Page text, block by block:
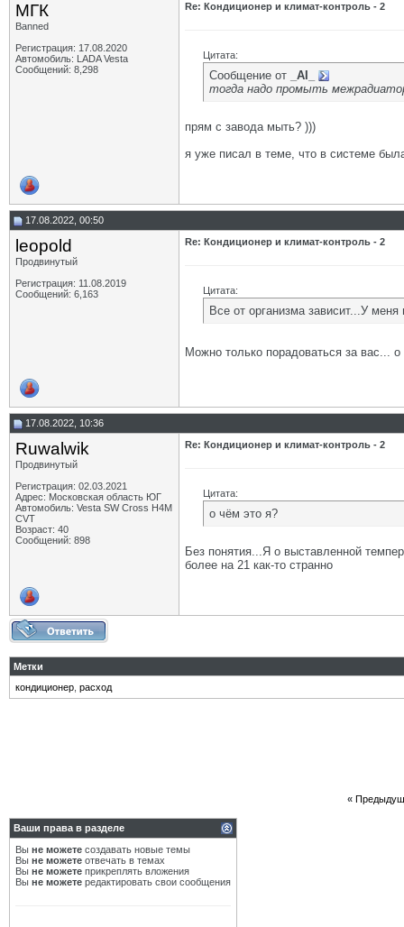
МГК
Banned
Регистрация: 17.08.2020
Автомобиль: LADA Vesta
Сообщений: 8,298
Re: Кондиционер и климат-контроль - 2
Цитата:
Сообщение от
_AI_
тогда надо промыть
прям с завода мыть? )))
я уже писал в теме, что в системе
17.08.2022, 00:50
leopold
Продвинутый
Регистрация: 11.08.2019
Сообщений: 6,163
Re: Кондиционер и климат-контроль - 2
Цитата:
Все от организма зависит...У
Можно только порадоваться за вас...
17.08.2022, 10:36
Ruwalwik
Продвинутый
Регистрация: 02.03.2021
Адрес: Московская область ЮГ
Автомобиль: Vesta SW Cross H4M
CVT
Возраст: 40
Сообщений: 898
Re: Кондиционер и климат-контроль - 2
Цитата:
о чём это я?
Без понятия...Я о выставленной
более на 21 как-то странно
Метки
кондиционер расход
«
Ваши права в разделе
Вы не можете создавать новые темы
Вы не можете отвечать в темах
Вы не можете прикреплять вложения
Вы не можете редактировать свои сообщения